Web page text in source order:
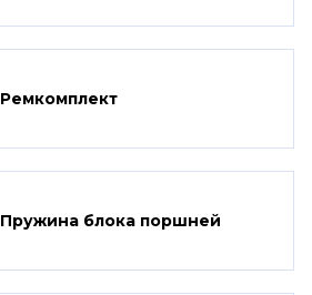
Ремкомплект
Пружина блока поршней